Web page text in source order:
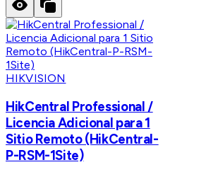
HIKVISION
HikCentral Professional /
Licencia Adicional para 1
Sitio Remoto (HikCentral-
P-RSM-1Site)